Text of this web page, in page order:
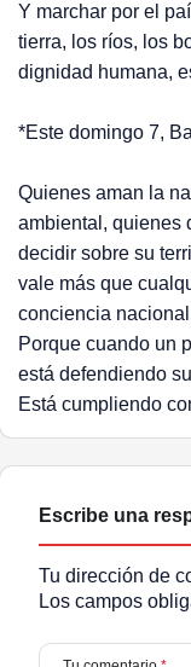
Y marchar por el
tierra, los ríos, los
dignidad humana,
*Este domingo 7,
Quienes aman la
ambiental, quienes
decidir sobre su
vale más que
conciencia
Porque cuando un
está defendiendo
Está cumpliendo
Escribe una
Tu dirección de
Los campos